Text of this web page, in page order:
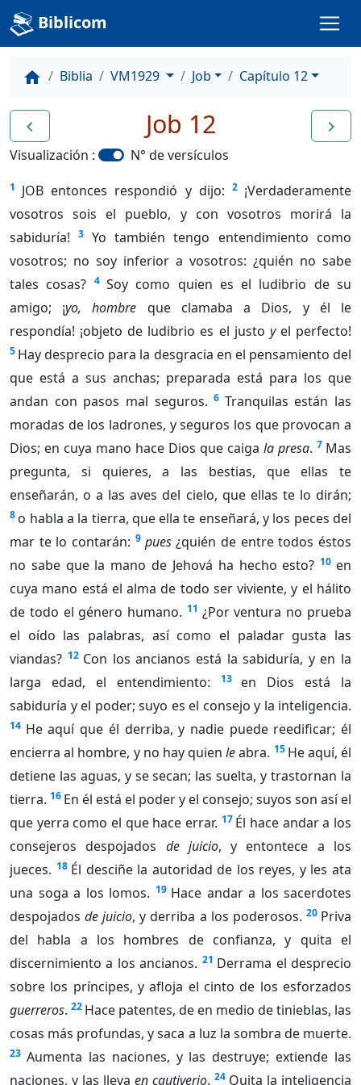
Biblicom
home Biblia VM1929 Job Capítulo 12
navigate_before navigate_next
Job 12
Visualización : N° de versículos
1 JOB entonces respondió y dijo: 2 ¡Verdaderamente
vosotros sois el pueblo, y con vosotros morirá la
sabiduría!
3 Yo también tengo entendimiento como
vosotros; no soy inferior a vosotros: ¿quién no sabe
tales cosas? 4 Soy como quien es el ludibrio de su
amigo; ¡yo, hombre que clamaba a Dios, y él le
respondía! ¡objeto de ludibrio es el justo yel perfecto!
5 Hay desprecio para la desgracia en el pensamiento del
que está a sus anchas; preparada está para los que
andan con pasos mal seguros. 6 Tranquilas están las
moradas de los ladrones, y seguros los que provocan a
Dios; en cuya mano hace Dios que caiga la presa. 7 Mas
pregunta, si quieres, a las bestias, que ellas te
enseñarán, o a las aves del cielo, que ellas te lo dirán;
8 o habla a la tierra, que ella te enseñará, y los peces del
mar te lo contarán: 9 pues¿quién de entre todos éstos
no sabe que la mano de Jehová ha hecho esto? 10 en
cuya mano está el alma de todo ser viviente, y el hálito
de todo el género humano. 11 ¿Por ventura no prueba
el oído las palabras, así como el paladar gusta las
viandas? 12 Con los ancianos está la sabiduría, y en la
larga edad, el entendimiento:
13
en Dios está la
sabiduría y el poder; suyo es el consejo y la inteligencia.
14 He aquí que él derriba, y nadie puede reedificar; él
encierra al hombre, y no hay quienleabra. 15 He aquí, él
detiene las aguas, y se secan; las suelta, y trastornan la
tierra. 16 En él está el poder y el consejo; suyos son así el
que yerra como el que hace errar. 17 Él hace andar a los
consejeros despojados de juicio, y entontece a los
jueces. 18 Él desciñe la autoridad de los reyes, y les ata
una soga a los lomos. 19 Hace andar a los sacerdotes
despojadosde juicio, y derriba a los poderosos. 20 Priva
del habla a los hombres de confianza, y quita el
discernimiento a los ancianos. 21 Derrama el desprecio
sobre los príncipes, y afloja el cinto de los esforzados
guerreros. 22 Hace patentes, de en medio de tinieblas, las
cosas más profundas, y saca a luz la sombra de muerte.
23 Aumenta las naciones, y las destruye; extiende las
naciones, y las lleva en cautiverio. 24 Quita la inteligencia